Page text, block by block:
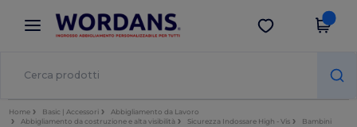
× App Wordans
Prezzi migliori sull'app!
Scarica app
Home Basic | Accessori
Abbigliamento da Lavoro
Abbigliamento da costruzione e alta visibilità
Sicurezza Indossare High - Vis Bambini